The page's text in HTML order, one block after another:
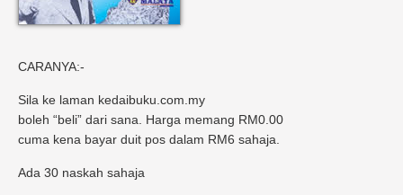
CARANYA:-
Sila ke laman kedaibuku.com.my
boleh “beli” dari sana. Harga memang RM0.00
cuma kena bayar duit pos dalam RM6 sahaja.
Ada 30 naskah sahaja